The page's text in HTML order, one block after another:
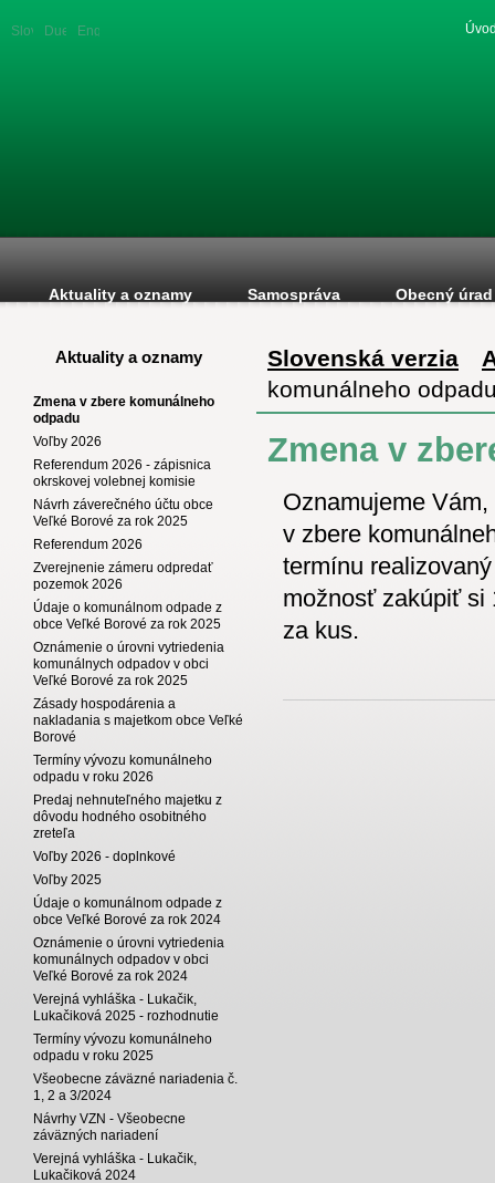
SlovenskáDuetsche
English
Aktuality a oznamy Samospráva Obecný úrad
Aktuality a oznamy
Zmena v zbere komunálneho
odpadu
Voľby 2026
Referendum 2026 - zápisnica
okrskovej volebnej komisie
Návrh záverečného účtu obce
Veľké Borové za rok 2025
Referendum 2026
Zverejnenie zámeru odpredať
pozemok 2026
Údaje o komunálnom odpade z
obce Veľké Borové za rok 2025
Oznámenie o úrovni vytriedenia
komunálnych odpadov v obci
Veľké Borové za rok 2025
Zásady hospodárenia a
nakladania s majetkom obce Veľké
Borové
Termíny vývozu komunálneho
odpadu v roku 2026
Predaj nehnuteľného majetku z
dôvodu hodného osobitného
zreteľa
Voľby 2026 - doplnkové
Voľby 2025
Údaje o komunálnom odpade z
obce Veľké Borové za rok 2024
Oznámenie o úrovni vytriedenia
komunálnych odpadov v obci
Veľké Borové za rok 2024
Verejná vyhláška - Lukačik,
Lukačiková 2025 - rozhodnutie
Termíny vývozu komunálneho
odpadu v roku 2025
Všeobecne záväzné nariadenia č.
1, 2 a 3/2024
Návrhy VZN - Všeobecne
záväzných nariadení
Verejná vyhláška - Lukačik,
Lukačiková 2024
Slovenská verzia
komunálneho
Zmena v
Oznamujeme
v zbere
termínu
možnosť zakúpiť si
za kus.